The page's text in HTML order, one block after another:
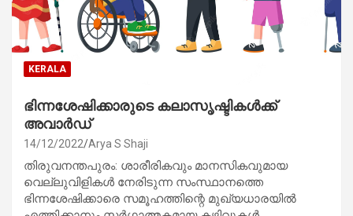
KERALA
ഭിന്നശേഷിക്കാരുടെ കലാസൃഷ്ടികൾക്ക്
അവാർഡ്
14/12/2022 Arya S Shaji
തിരുവനന്തപുരം: ശാരീരികവും മാനസികവുമായ
വെല്ലുവിളികൾ നേരിടുന്ന സംസ്ഥാനത്തെ
ഭിന്നശേഷിക്കാരെ സമൂഹത്തിന്റെ മുഖ്യധാരയിൽ